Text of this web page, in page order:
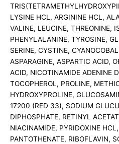
LYSINE HCL, ARGININE HCL,
VALINE, LEUCINE, THREONINE,
PHENYLALANINE, TYROSINE,
SERINE, CYSTINE,
ASPARAGINE, ASPARTIC ACID,
ACID, NICOTINAMIDE ADENINE
TOCOPHEROL, PROLINE,
HYDROXYPROLINE,
17200 (RED 33), SODIUM
DIPHOSPHATE, RETINYL
NIACINAMIDE, PYRIDOXINE
PANTOTHENATE, RIBOFLAVIN,